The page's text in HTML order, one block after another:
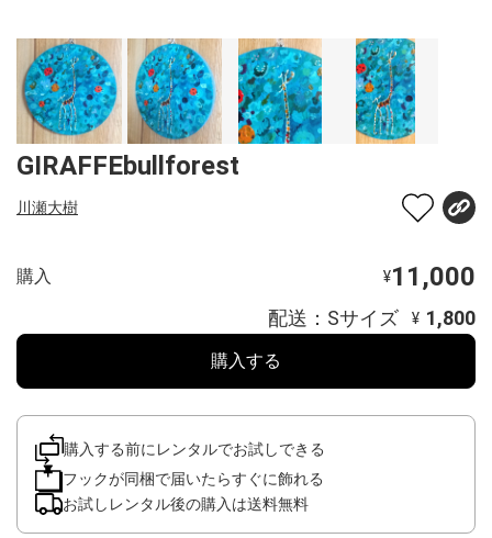
GIRAFFEbullforest
川瀬大樹
購入 ¥11,000
配送：Sサイズ ¥ 1,800
購入する
購入する前にレンタルでお試しできる
フックが同梱で届いたらすぐに飾れる
お試しレンタル後の購入は送料無料